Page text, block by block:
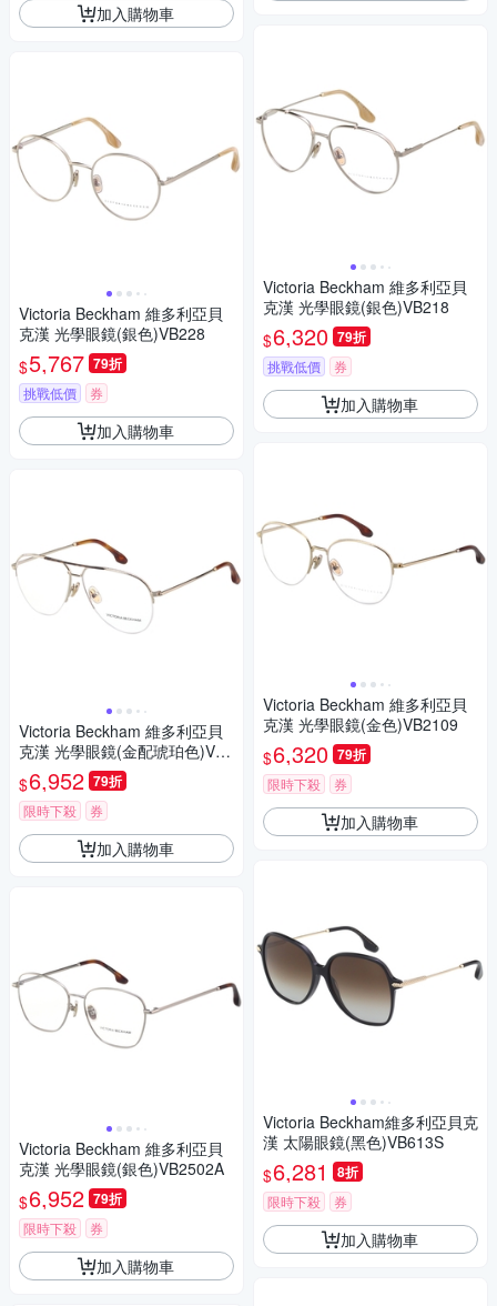
加入購物車
Victoria Beckham 維多利亞貝
克漢 光學眼鏡(銀色)VB228
$5,767 79折
挑戰低價 券
加入購物車
Victoria Beckham 維多利亞貝
克漢 光學眼鏡(金配琥珀色)VB2
114
$6,952 79折
限時下殺 券
加入購物車
Victoria Beckham 維多利亞貝
克漢 光學眼鏡(銀色)VB2502A
$6,952 79折
限時下殺 券
加入購物車
Victoria Beckham 維多利亞貝
克漢 光學眼鏡(銀色)VB218
$6,320 79折
挑戰低價 券
加入購物車
Victoria Beckham 維多利亞貝
克漢 光學眼鏡(金色)VB2109
$6,320 79折
限時下殺 券
加入購物車
Victoria Beckham維多利亞貝克
漢 太陽眼鏡(黑色)VB613S
$6,281 8折
限時下殺 券
加入購物車